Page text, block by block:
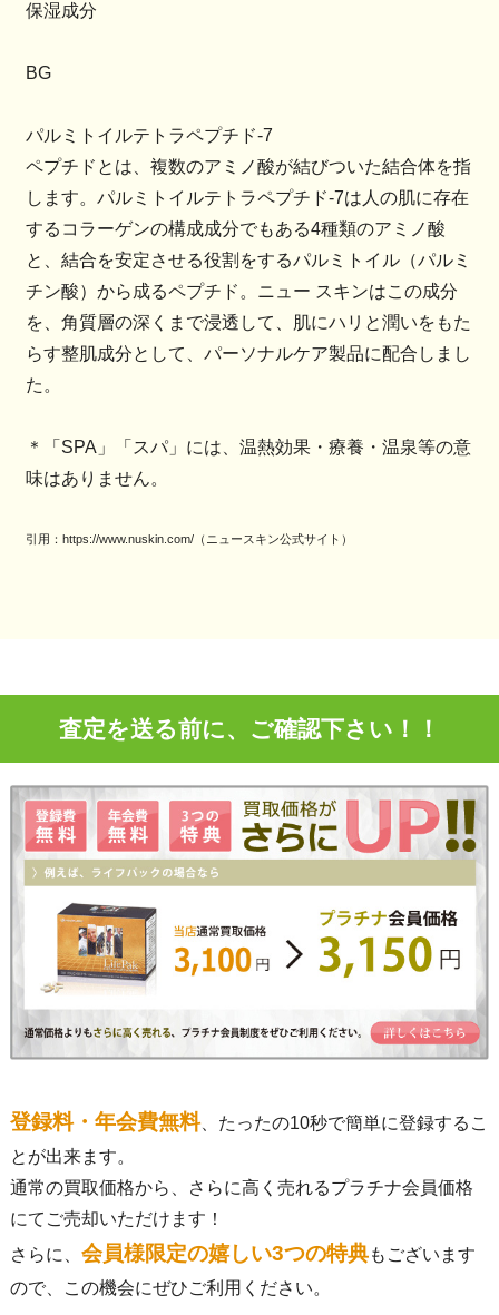
保湿成分
BG
パルミトイルテトラペプチド-7
ペプチドとは、複数のアミノ酸が結びついた結合体を指
します。パルミトイルテトラペプチド-7は人の肌に存在
するコラーゲンの構成成分でもある4種類のアミノ酸
と、結合を安定させる役割をするパルミトイル（パルミ
チン酸）から成るペプチド。ニュー スキンはこの成分
を、角質層の深くまで浸透して、肌にハリと潤いをもた
らす整肌成分として、パーソナルケア製品に配合しまし
た。
＊「SPA」「スパ」には、温熱効果・療養・温泉等の意
味はありません。
引用：https://www.nuskin.com/（ニュースキン公式サイト）
査定を送る前に、ご確認下さい！！
登録料・年会費無料、たったの10秒で簡単に登録するこ
とが出来ます。
通常の買取価格から、さらに高く売れるプラチナ会員価格
にてご売却いただけます！
さらに、 会員様限定の嬉しい3つの特典もございます
ので、この機会にぜひご利用ください。